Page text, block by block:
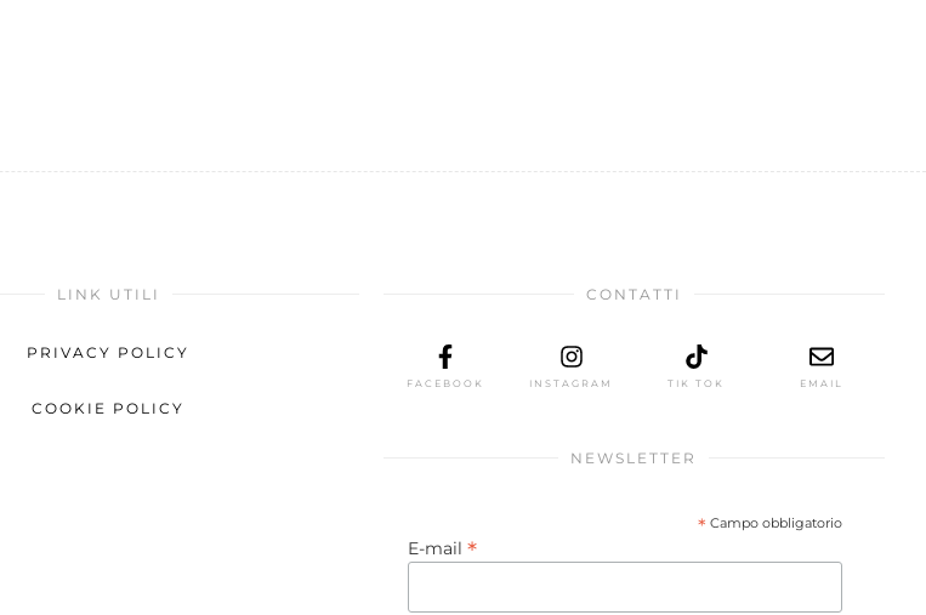
LINK UTILI
PRIVACY POLICY
COOKIE POLICY
CONTATTI
FACEBOOK INSTAGRAM TIK TOK EMAIL
NEWSLETTER
* Campo obbligatorio
E-mail *